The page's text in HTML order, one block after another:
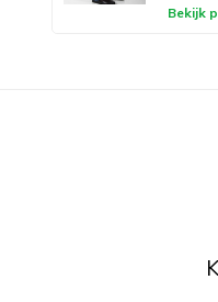
Bekijk